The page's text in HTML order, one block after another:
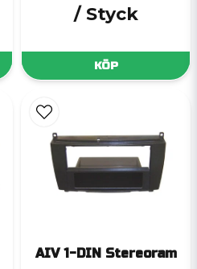
/ Styck
KÖP
AIV 1-DIN Stereoram